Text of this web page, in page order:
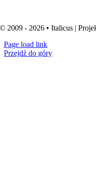
© 2009 - 2026 • Italicus |
Page load link
Przejdź do góry